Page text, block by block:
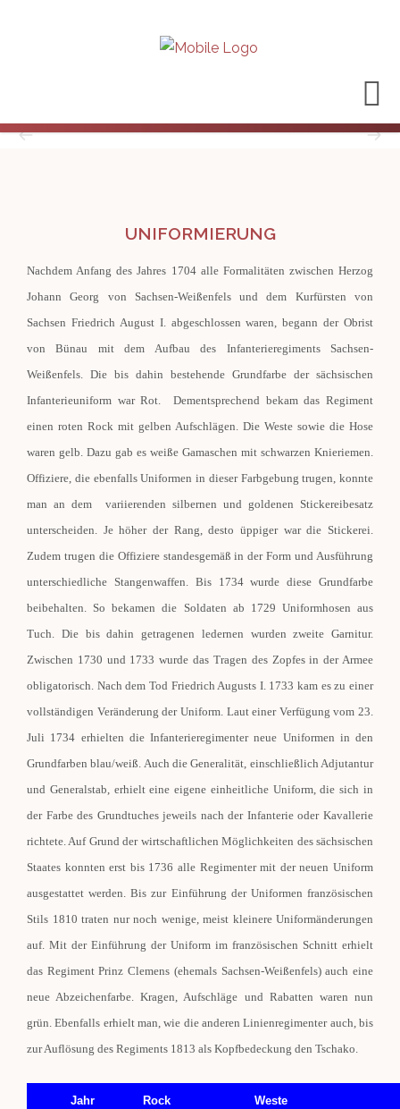
UNIFORMIERUNG
Nachdem Anfang des Jahres 1704 alle Formalitäten zwischen Herzog
Johann Georg von Sachsen-Weißenfels und dem Kurfürsten von
Sachsen Friedrich August I. abgeschlossen waren, begann der Obrist
von Bünau mit dem Aufbau des Infanterieregiments Sachsen-
Weißenfels. Die bis dahin bestehende Grundfarbe der sächsischen
Infanterieuniform war Rot. Dementsprechend bekam das Regiment
einen roten Rock mit gelben Aufschlägen. Die Weste sowie die Hose
waren gelb. Dazu gab es weiße Gamaschen mit schwarzen Knieriemen.
Offiziere, die ebenfalls Uniformen in dieser Farbgebung trugen, konnte
man an dem variierenden silbernen und goldenen Stickereibesatz
unterscheiden. Je höher der Rang, desto üppiger war die Stickerei.
Zudem trugen die Offiziere standesgemäß in der Form und Ausführung
unterschiedliche Stangenwaffen. Bis 1734 wurde diese Grundfarbe
beibehalten. So bekamen die Soldaten ab 1729 Uniformhosen aus
Tuch. Die bis dahin getragenen ledernen wurden zweite Garnitur.
Zwischen 1730 und 1733 wurde das Tragen des Zopfes in der Armee
obligatorisch. Nach dem Tod Friedrich Augusts I. 1733 kam es zu einer
vollständigen Veränderung der Uniform. Laut einer Verfügung vom 23.
Juli 1734 erhielten die Infanterieregimenter neue Uniformen in den
Grundfarben blau/weiß. Auch die Generalität, einschließlich Adjutantur
und Generalstab, erhielt eine eigene einheitliche Uniform, die sich in
der Farbe des Grundtuches jeweils nach der Infanterie oder Kavallerie
richtete. Auf Grund der wirtschaftlichen Möglichkeiten des sächsischen
Staates konnten erst bis 1736 alle Regimenter mit der neuen Uniform
ausgestattet werden. Bis zur Einführung der Uniformen französischen
Stils 1810 traten nur noch wenige, meist kleinere Uniformänderungen
auf. Mit der Einführung der Uniform im französischen Schnitt erhielt
das Regiment Prinz Clemens (ehemals Sachsen-Weißenfels) auch eine
neue Abzeichenfarbe. Kragen, Aufschläge und Rabatten waren nun
grün. Ebenfalls erhielt man, wie die anderen Linienregimenter auch, bis
zur Auflösung des Regiments 1813 als Kopfbedeckung den Tschako.
Jahr Rock Weste